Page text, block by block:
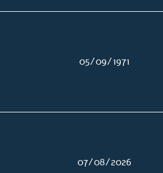
05/09/1971
07/08/2026